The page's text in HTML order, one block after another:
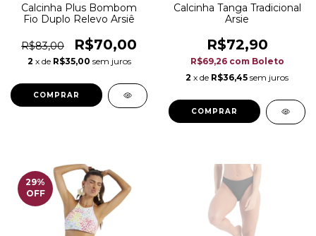
Calcinha Plus Bombom
Fio Duplo Relevo Arsiê
R$83,00 R$70,00
2 x de R$35,00 sem juros
COMPRAR
Calcinha Tanga Tradicional
Arsie
R$72,90
R$69,26 com Boleto
2 x de R$36,45 sem juros
COMPRAR
29%
OFF